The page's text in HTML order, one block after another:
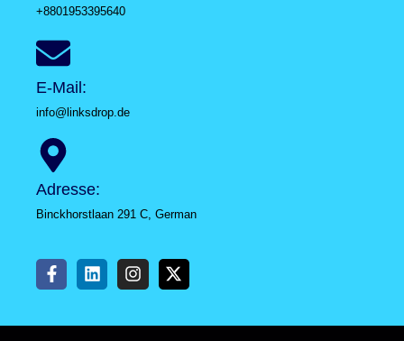
+8801953395640
E-Mail:
info@linksdrop.de
Adresse:
Binckhorstlaan 291 C, German